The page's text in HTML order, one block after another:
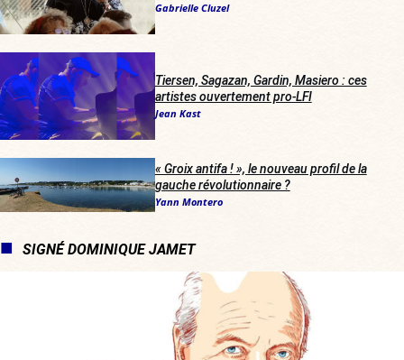
Gabrielle Cluzel
Tiersen, Sagazan, Gardin, Masiero : ces
artistes ouvertement pro-LFI
Jean Kast
« Groix antifa ! », le nouveau profil de la
gauche révolutionnaire ?
Yann Montero
SIGNÉ DOMINIQUE JAMET